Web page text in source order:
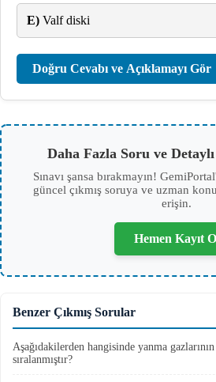
E) Valf diski
Doğru Cevabı ve Açıklamayı Gör
Daha Fazla Soru ve
Sınavı şansa bırakmayın!
güncel çıkmış soruya ve uzman
erişin.
Hemen Kayıt
Benzer Çıkmış Sorular
Aşağıdakilerden hangisinde yanma
sıralanmıştır?